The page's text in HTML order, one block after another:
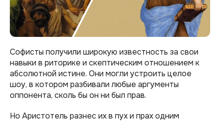
Софисты получили широкую известность за свои
навыки в риторике и скептическим отношением к
абсолютной истине. Они могли устроить целое
шоу, в котором разбивали любые аргументы
оппонента, сколь бы он ни был прав.
Но Аристотель разнес их в пух и прах одним